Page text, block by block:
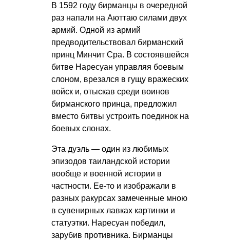
В 1592 году бирманцы в очередной
раз напали на Аюттаю силами двух
армий. Одной из армий
предводительствовал бирманский
принц Минчит Сра. В состоявшейся
битве Наресуан управляя боевым
слоном, врезался в гущу вражеских
войск и, отыскав среди воинов
бирманского принца, предложил
вместо битвы устроить поединок на
боевых слонах.
Эта дуэль — один из любимых
эпизодов таиландской истории
вообще и военной истории в
частности. Ее-то и изображали в
разных ракурсах замеченные мною
в сувенирных лавках картинки и
статуэтки. Наресуан победил,
зарубив противника. Бирманцы